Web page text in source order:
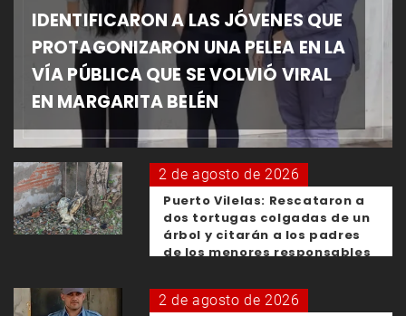
IDENTIFICARON A LAS JÓVENES QUE
PROTAGONIZARON UNA PELEA EN LA
VÍA PÚBLICA QUE SE VOLVIÓ VIRAL
EN MARGARITA BELÉN
2 de agosto de 2026
Puerto Vilelas: Rescataron a
dos tortugas colgadas de un
árbol y citarán a los padres
de los menores responsables
2 de agosto de 2026